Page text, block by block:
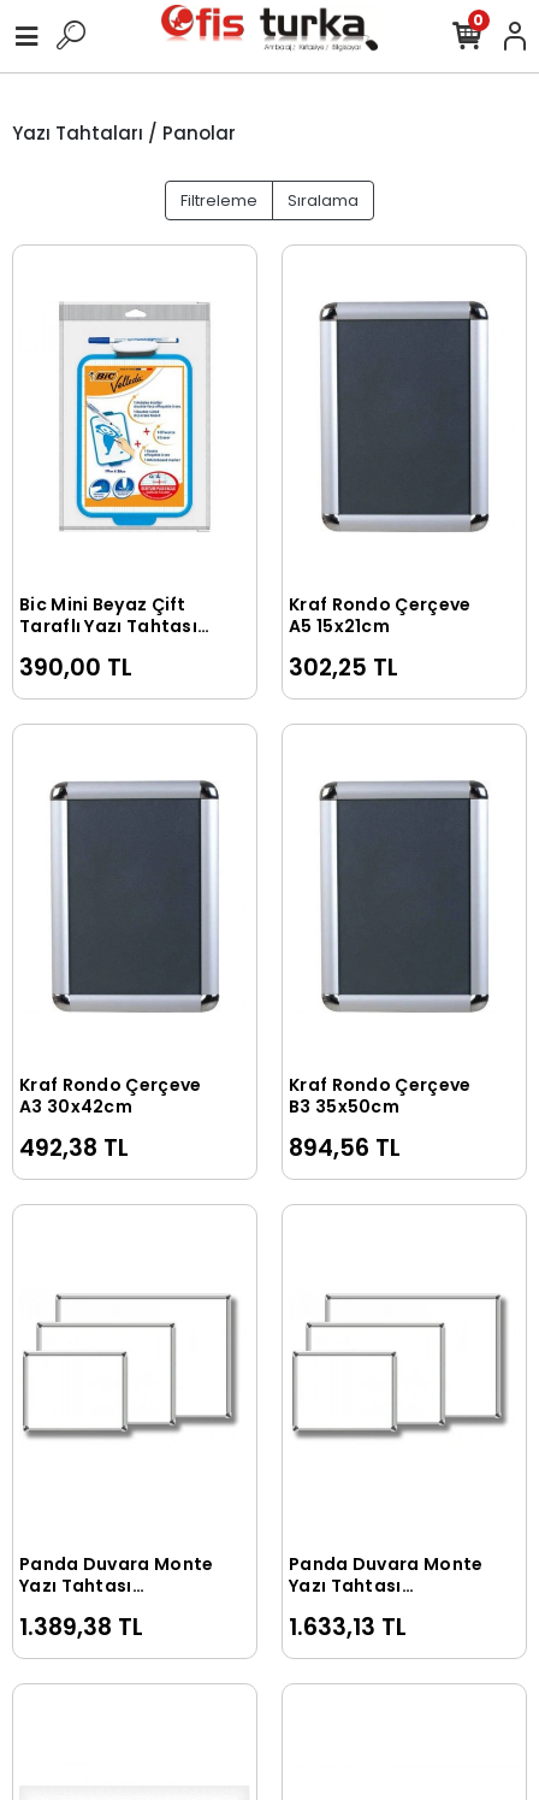
0
Yazı Tahtaları / Panolar
Filtreleme Sıralama
Sepete Ekle
Bic Mini Beyaz Çift
Taraflı Yazı Tahtası
Mavi + Kalem + Silgi
(841360)
390,00 TL
Sepete Ekle
Kraf Rondo Çerçeve
A5 15x21cm
302,25 TL
Sepete Ekle
Kraf Rondo Çerçeve
A3 30x42cm
492,38 TL
Sepete Ekle
Kraf Rondo Çerçeve
B3 35x50cm
894,56 TL
Sepete Ekle
Panda Duvara Monte
Yazı Tahtası
1.389,38 TL
Sepete Ekle
Panda Duvara Monte
Yazı Tahtası
1.633,13 TL